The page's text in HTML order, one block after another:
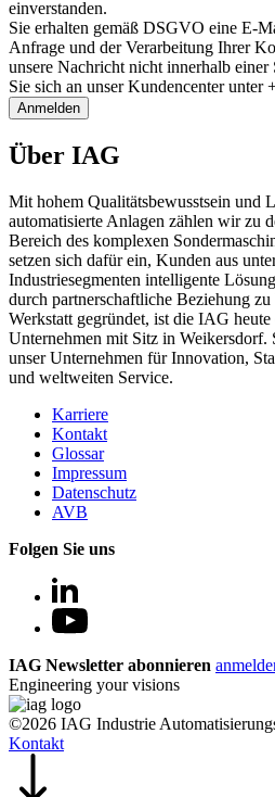
einverstanden.
Sie erhalten gemäß DSGVO eine E-
Anfrage und der Verarbeitung Ihrer
unsere Nachricht nicht innerhalb einer
Sie sich an unser Kundencenter unter
Anmelden
Über IAG
Mit hohem Qualitätsbewusstsein und
automatisierte Anlagen zählen wir zu
Bereich des komplexen
setzen sich dafür ein, Kunden aus
Industriesegmenten intelligente
durch partnerschaftliche Beziehung
Werkstatt gegründet, ist die IAG
Unternehmen mit Sitz in Weikersdorf.
unser Unternehmen für Innovation,
und weltweiten Service.
Karriere
Kontakt
Glossar
Impressum
Datenschutz
AVB
Folgen Sie uns
IAG Newsletter abonnieren
Engineering your visions
©2026 IAG Industrie
Kontakt